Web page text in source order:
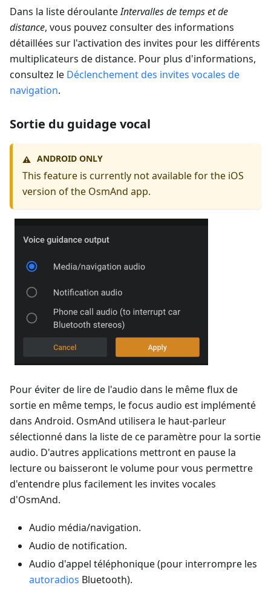
Dans la liste déroulanteIntervalles de temps et de
distance, vous pouvez consulter des informations
détaillées sur l'activation des invites pour les différents
multiplicateurs de distance. Pour plus d'informations,
consultez le Déclenchement des invites vocales de
navigation.
Sortie du guidage vocal
⚠️ ANDROID ONLY
This feature is currently not available for the iOS
version of the OsmAnd app.
Pour éviter de lire de l'audio dans le même flux de
sortie en même temps, le focus audio est implémenté
dans Android. OsmAnd utilisera le haut-parleur
sélectionné dans la liste de ce paramètre pour la sortie
audio. D'autres applications mettront en pause la
lecture ou baisseront le volume pour vous permettre
d'entendre plus facilement les invites vocales
d'OsmAnd.
Audio média/navigation.
Audio de notification.
Audio d'appel téléphonique (pour interrompre les
autoradios Bluetooth).